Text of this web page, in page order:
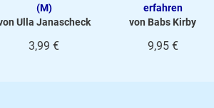
(M)
Ulla Janascheck
3,99 €
erfahren
von Babs Kirby
9,95 €